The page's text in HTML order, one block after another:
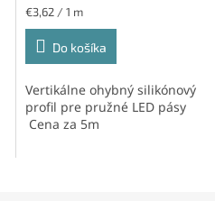
Jednotková
cena:
€3,62 / 1 m
Do košíka
Vertikálne ohybný silikónový
profil pre pružné LED pásy
Cena za 5m